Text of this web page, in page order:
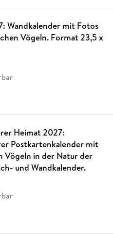
Wandkalender mit Fotos
Vögeln. Format 23,5 x
Heimat 2027:
Postkartenkalender mit
Vögeln in der Natur der
und Wandkalender.